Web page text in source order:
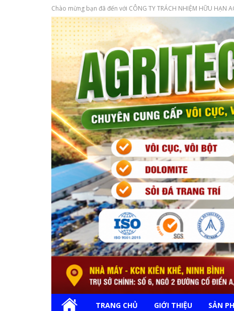
Chào mừng bạn đã đến với CÔNG TY TRÁCH NHIỆM HỮU HẠN
TRANG CHỦ GIỚI THIỆU SẢN